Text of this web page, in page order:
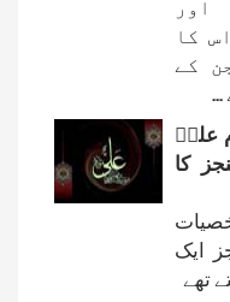
کا
کے
علیؑ
کا
ایک
تھے